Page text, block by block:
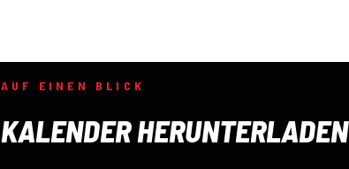
AUF EINEN BLICK
KALENDER HERUNTERLADEN